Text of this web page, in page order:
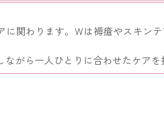
関わります。Ｗは褥瘡やスキン
がら一人ひとりに合わせたケアを